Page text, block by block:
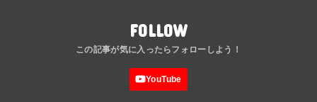
FOLLOW